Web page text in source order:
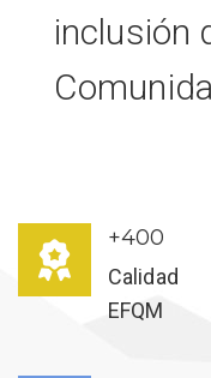
inclusión
+400
Calidad
EFQM